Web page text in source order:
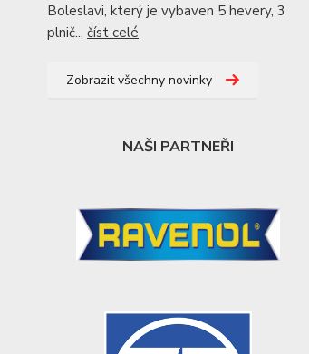
Boleslavi, který je vybaven 5 hevery, 3
plnič... číst celé
Zobrazit všechny novinky
NAŠI PARTNEŘI